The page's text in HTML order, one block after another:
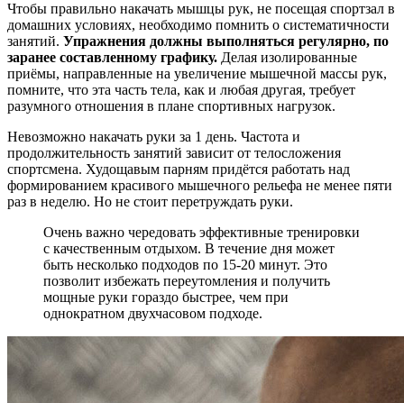
Чтобы правильно накачать мышцы рук, не посещая спортзал в
домашних условиях, необходимо помнить о систематичности
занятий. Упражнения должны выполняться регулярно, по
заранее составленному графику. Делая изолированные
приёмы, направленные на увеличение мышечной массы рук,
помните, что эта часть тела, как и любая другая, требует
разумного отношения в плане спортивных нагрузок.
Невозможно накачать руки за 1 день. Частота и
продолжительность занятий зависит от телосложения
спортсмена. Худощавым парням придётся работать над
формированием красивого мышечного рельефа не менее пяти
раз в неделю. Но не стоит перетруждать руки.
Очень важно чередовать эффективные тренировки
с качественным отдыхом. В течение дня может
быть несколько подходов по 15-20 минут. Это
позволит избежать переутомления и получить
мощные руки гораздо быстрее, чем при
однократном двухчасовом подходе.